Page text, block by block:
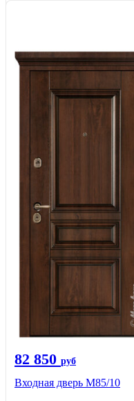
82 850 руб
Входная дверь M85/10